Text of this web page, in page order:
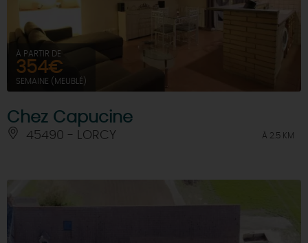
À PARTIR DE
354€
SEMAINE (MEUBLÉ)
Chez Capucine
45490 - LORCY À 2.5 KM